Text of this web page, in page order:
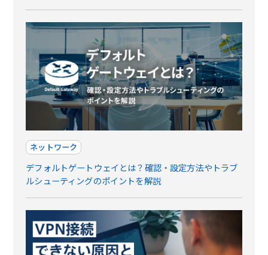
ネットワーク
デフォルトゲートウェイとは？確認・設定方法やトラブ
ルシューティングのポイントを解説